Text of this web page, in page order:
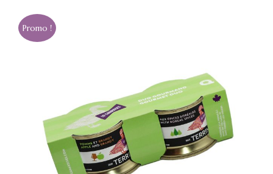
Promo !